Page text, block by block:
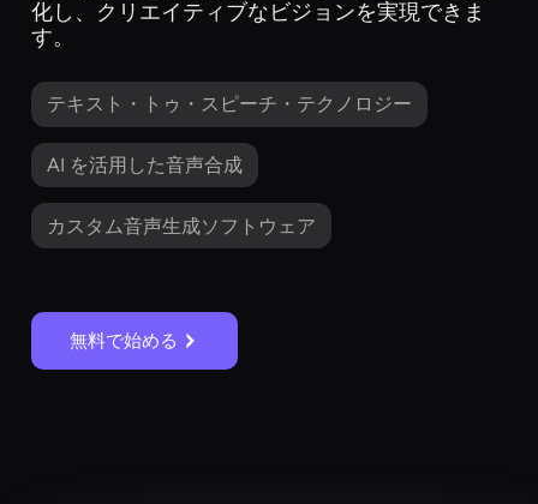
化し、クリエイティブなビジョンを実現できま
す。
テキスト・トゥ・スピーチ・テクノロジー
AI を活用した音声合成
カスタム音声生成ソフトウェア
無料で始める